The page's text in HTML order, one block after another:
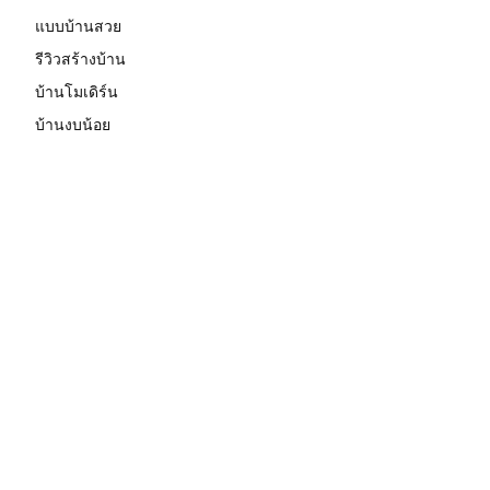
แบบบ้านสวย
รีวิวสร้างบ้าน
บ้านโมเดิร์น
บ้านงบน้อย